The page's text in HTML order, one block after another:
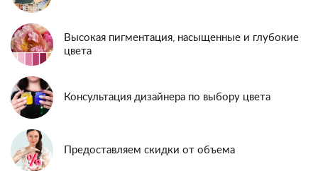
Высокая пигментация, насыщенные и глубокие
цвета
Консультация дизайнера по выбору цвета
Предоставляем скидки от объема